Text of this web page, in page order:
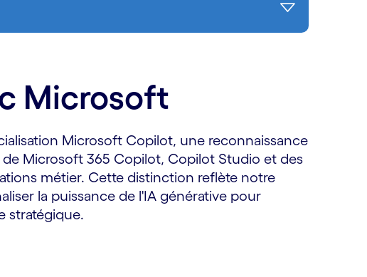
Microsoft
Microsoft Copilot, une reconnaissance
Microsoft 365 Copilot, Copilot Studio et des
métier. Cette distinction reflète notre
la puissance de l'IA générative pour
stratégique.